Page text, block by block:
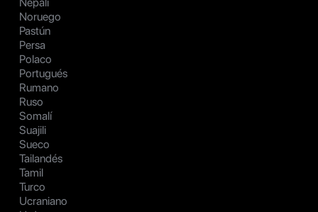
Noruego
Pastún
Persa
Polaco
Portugués
Rumano
Ruso
Somalí
Suajili
Sueco
Tailandés
Tamil
Turco
Ucraniano